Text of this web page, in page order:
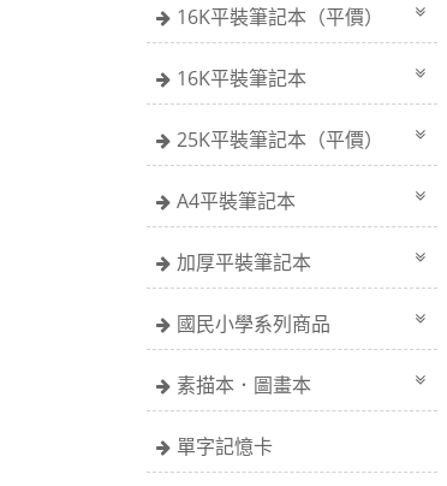
16K平裝筆記本（平價）
16K平裝筆記本
25K平裝筆記本（平價）
A4平裝筆記本
加厚平裝筆記本
國民小學系列商品
素描本．圖畫本
單字記憶卡